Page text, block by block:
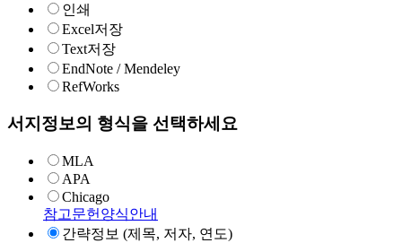
인쇄
Excel저장
Text저장
EndNote / Mendeley
RefWorks
서지정보의 형식을 선택하세요
MLA
APA
Chicago
참고문헌양식안내
간략정보 (제목, 저자, 연도)